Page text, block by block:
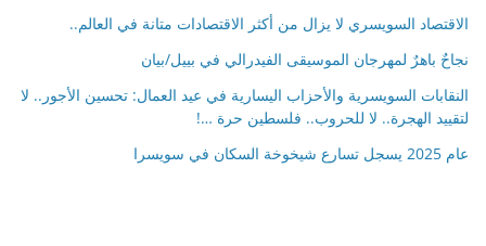
الاقتصاد السويسري لا يزال من أكثر الاقتصادات متانة في العالم..
نجاحٌ باهرٌ لمهرجان الموسيقى الفيدرالي في بييل/بيان
النقابات السويسرية والأحزاب اليسارية في عيد العمال: تحسين الأجور.. لا
لتقييد الهجرة.. لا للحروب.. فلسطين حرة …!
عام 2025 يسجل تسارع شيخوخة السكان في سويسرا